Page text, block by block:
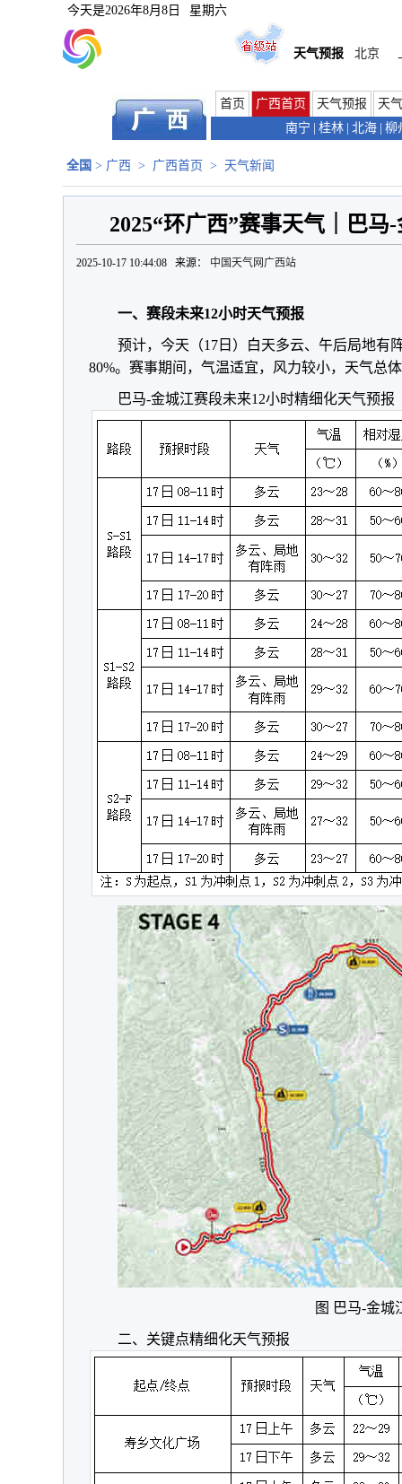
今天是2026年8月8日 星期六
天气预报 北京
首页 广西首页 天气预报
天
南宁
桂林 北海 柳
全国 > 广西 > 广西首页 > 天气新闻
2025“环广西”赛事天气｜巴马
2025-10-17 10:44:08 来源： 中国天气网广西站
一、赛段未来12小时天气预报
预计，今天（17日）白天多云、午后局地有
80%。赛事期间，气温适宜，风力较小，天气总
巴马-金城江赛段未来12小时精细化天气预报
图 巴马-金城
二、关键点精细化天气预报